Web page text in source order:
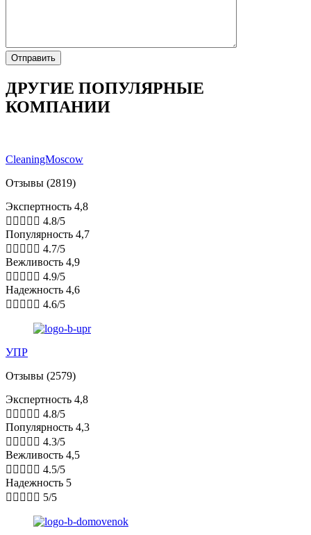
ДРУГИЕ ПОПУЛЯРНЫЕ
КОМПАНИИ
CleaningMoscow
Отзывы (2819)
Экспертность 4,8
     4.8/5
Популярность 4,7
     4.7/5
Вежливость 4,9
     4.9/5
Надежность 4,6
     4.6/5
УПР
Отзывы (2579)
Экспертность 4,8
     4.8/5
Популярность 4,3
     4.3/5
Вежливость 4,5
     4.5/5
Надежность 5
     5/5